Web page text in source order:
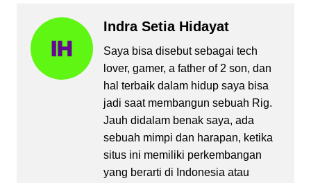
Indra Setia Hidayat
Saya bisa disebut sebagai tech
lover, gamer, a father of 2 son, dan
hal terbaik dalam hidup saya bisa
jadi saat membangun sebuah Rig.
Jauh didalam benak saya, ada
sebuah mimpi dan harapan, ketika
situs ini memiliki perkembangan
yang berarti di Indonesia atau